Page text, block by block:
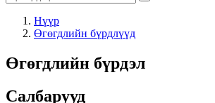
Нүүр
Өгөгдлийн бүрдлүүд
Өгөгдлийн бүрдэл
Салбарууд